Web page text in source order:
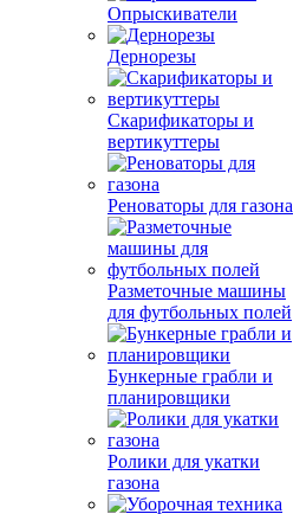
Опрыскиватели
Дернорезы
Скарификаторы и
вертикуттеры
Реноваторы для газона
Разметочные машины
для футбольных полей
Бункерные грабли и
планировщики
Ролики для укатки
газона